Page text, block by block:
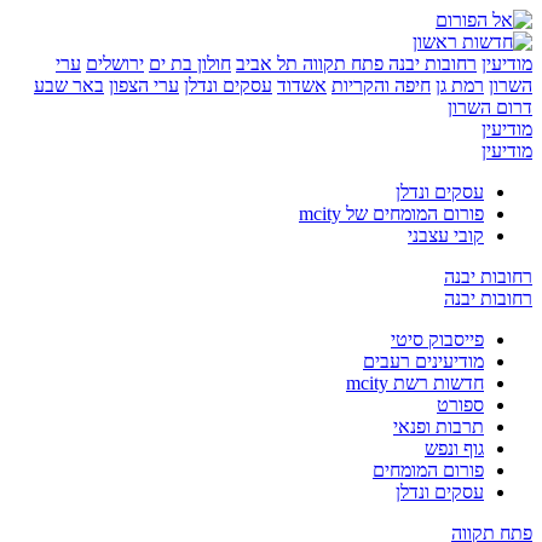
רחובות יבנהפתח תקווהתל אביב חולון בת ים ירושלים ערי
רמת גן חיפה והקריות אשדוד עסקים ונדלן ערי הצפון באר שבע
עסקים ונדלן
פורום המומחים של mcity
קובי עצבני
יבנה
יבנה
פייסבוק סיטי
מודיעינים רעבים
חדשות רשת mcity
ספורט
תרבות ופנאי
גוף ונפש
פורום המומחים
עסקים ונדלן